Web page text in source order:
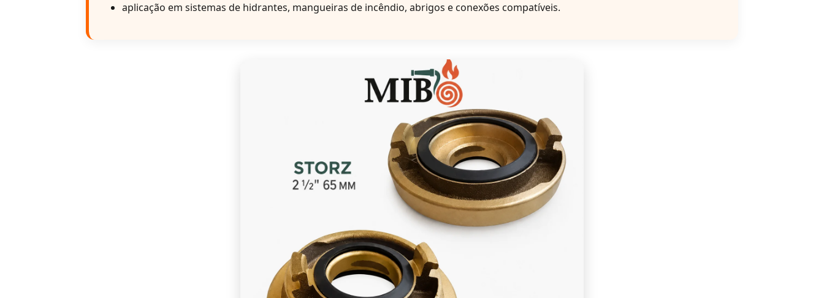
aplicação em sistemas de hidrantes, mangueiras de incêndio, abrigos e conexões compatíveis.